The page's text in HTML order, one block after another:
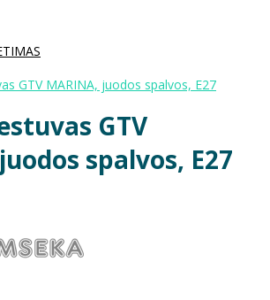
GTV MARINA, juodos spalvos, E27
GTV
spalvos, E27